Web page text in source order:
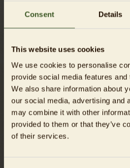
Consent Details
This website uses cookies
We use cookies to personalise
provide social media features
We also share information about
our social media, advertising and
may combine it with other
provided to them or that they’ve
of their services.
futuristischen Kosmosportal die
oder bei der Wichteldisco tanzen.
Zuckerwatte und herzhafte Snacks;
Eisbahn zum fröhlichen
Bei der Planung der Route stand
Schützlinge wie in jedem Jahr an
wurden im Vorfeld sorgfältig
knapp 8.500 Tiere durch die
Besonders schreckhafte Tiere